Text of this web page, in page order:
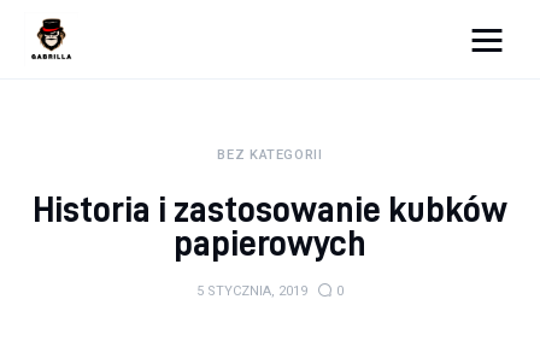
Kunchnia i kulinaria
BEZ KATEGORII
Historia i zastosowanie kubków
papierowych
5 STYCZNIA, 2019 0